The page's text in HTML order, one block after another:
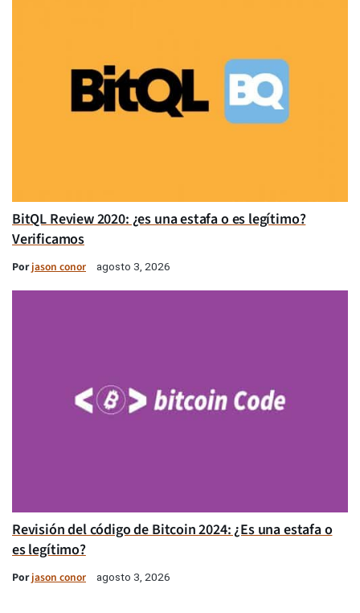
BitQL Review 2020: ¿es una estafa o es legítimo?
Verificamos
Porjason conor agosto 3, 2026
Revisión del código de Bitcoin 2024: ¿Es una estafa o
es legítimo?
Porjason conor agosto 3, 2026